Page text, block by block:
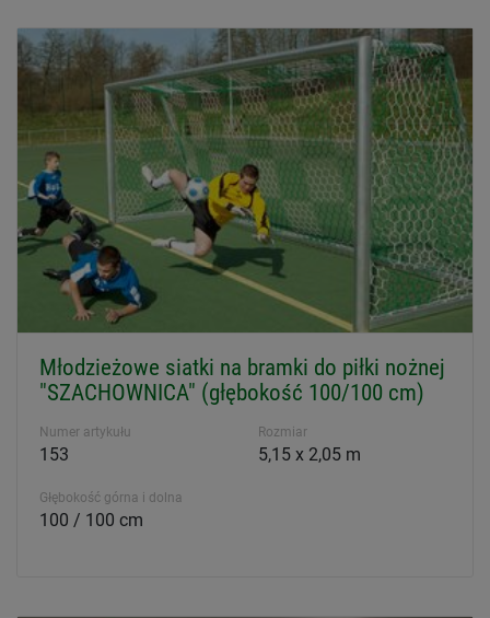
Młodzieżowe siatki na bramki do piłki nożnej
"SZACHOWNICA" (głębokość 100/100 cm)
Numer artykułu
153
Rozmiar
5,15 x 2,05 m
Głębokość górna i dolna
100 / 100 cm